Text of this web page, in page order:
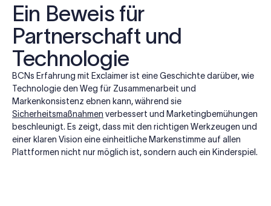
Ein Beweis für
Partnerschaft und
Technologie
BCNs Erfahrung mit Exclaimer ist eine Geschichte darüber, wie
Technologie den Weg für Zusammenarbeit und
Markenkonsistenz ebnen kann, während sie
Sicherheitsmaßnahmen verbessert und Marketingbemühungen
beschleunigt. Es zeigt, dass mit den richtigen Werkzeugen und
einer klaren Vision eine einheitliche Markenstimme auf allen
Plattformen nicht nur möglich ist, sondern auch ein Kinderspiel.